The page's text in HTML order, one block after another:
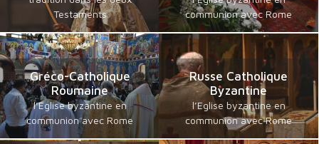
Testaments
communion avec Rome
Gréco-Catholique
Roumaine
l’Eglise byzantine en
communion avec Rome
Russe Catholique
Byzantine
l’Eglise byzantine en
communion avec Rome